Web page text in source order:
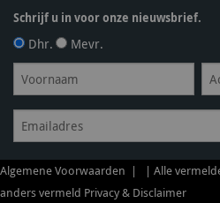
Schrijf u in voor onze nieuwsbrief.
Dhr. Mevr.
Algemene Voorwaarden | | Alle
anders vermeld Privacy & Disclaimer